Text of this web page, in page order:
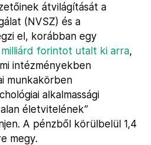
átvilágítását a
(NVSZ) és a
el, korábban egy
milliárd forintot utalt ki arra,
intézményekben
munkakörben
alkalmassági
életvitelének”
A pénzből körülbelül 1,4
megy.